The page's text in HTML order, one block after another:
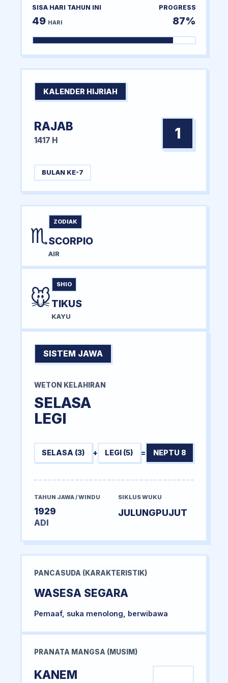
SISA HARI TAHUN INI
49 HARI
PROGRESS
87%
KALENDER HIJRIAH
RAJAB
1417 H 1
BULAN KE-7
♏
ZODIAK
SCORPIO
AIR
🐭
SHIO
TIKUS
KAYU
SISTEM JAWA
WETON KELAHIRAN
SELASA
LEGI
SELASA (3) + LEGI (5) = NEPTU 8
TAHUN JAWA / WINDU
1929
ADI
SIKLUS WUKU
JULUNGPUJUT
PANCASUDA (KARAKTERISTIK)
WASESA SEGARA
Pemaaf, suka menolong, berwibawa
PRANATA MANGSA (MUSIM)
KANEM